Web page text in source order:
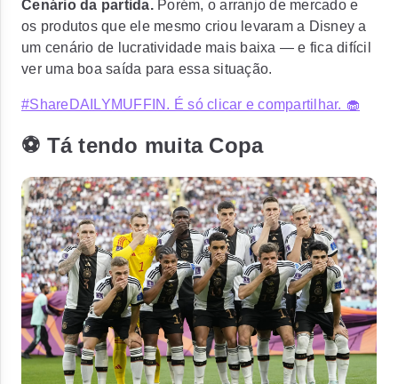
Cenário da partida. Porém, o arranjo de mercado e
os produtos que ele mesmo criou levaram a Disney a
um cenário de lucratividade mais baixa — e fica difícil
ver uma boa saída para essa situação.
#ShareDAILYMUFFIN. É só clicar e compartilhar. 🧁
⚽ Tá tendo muita Copa